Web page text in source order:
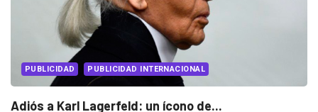
MULTIMEDIA PUBLICIDAD
Dove cambia a la industria desde adentro